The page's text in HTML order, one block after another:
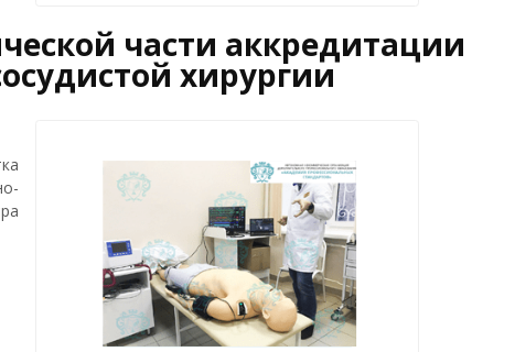
части аккредитации
хирургии